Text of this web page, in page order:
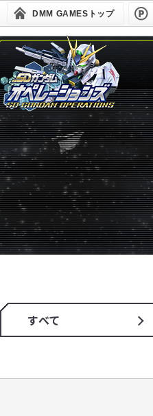
DMM GAMESトップ
すべて